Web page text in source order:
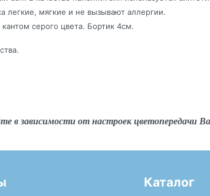
легкие, мягкие и не вызывают аллергии.
серого цвета. Бортик 4см.
в зависимости от настроек цветопередачи
Каталог